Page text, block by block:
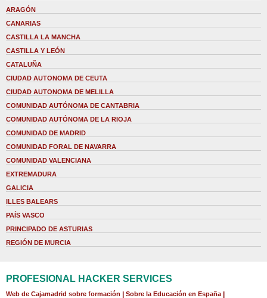
ARAGÓN
CANARIAS
CASTILLA LA MANCHA
CASTILLA Y LEÓN
CATALUÑA
CIUDAD AUTONOMA DE CEUTA
CIUDAD AUTONOMA DE MELILLA
COMUNIDAD AUTÓNOMA DE CANTABRIA
COMUNIDAD AUTÓNOMA DE LA RIOJA
COMUNIDAD DE MADRID
COMUNIDAD FORAL DE NAVARRA
COMUNIDAD VALENCIANA
EXTREMADURA
GALICIA
ILLES BALEARS
PAÍS VASCO
PRINCIPADO DE ASTURIAS
REGIÓN DE MURCIA
PROFESIONAL HACKER SERVICES
Web de Cajamadrid sobre formación Sobre la Educación en España